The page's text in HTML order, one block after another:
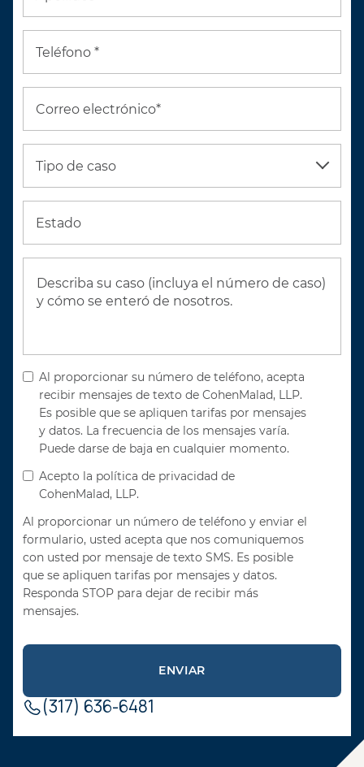
Teléfono *
Correo electrónico*
Tipo de caso
Estado
Al proporcionar su número de teléfono, acepta
recibir mensajes de texto de CohenMalad, LLP.
Es posible que se apliquen tarifas por mensajes
y datos. La frecuencia de los mensajes varía.
Puede darse de baja en cualquier momento.
Acepto la política de privacidad de
CohenMalad, LLP.
Al proporcionar un número de teléfono y enviar el
formulario, usted acepta que nos comuniquemos
con usted por mensaje de texto SMS. Es posible
que se apliquen tarifas por mensajes y datos.
Responda STOP para dejar de recibir más
mensajes.
(317) 636-6481